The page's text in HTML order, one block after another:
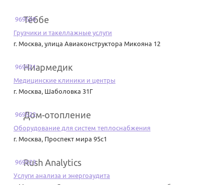
969520
Тёббе
Грузчики и такеллажные услуги
г. Москва, улица Авиаконструктора Микояна 12
969521
Ниармедик
Медицинские клиники и центры
г. Москва, Шаболовка 31Г
969522
Дом-отопление
Оборудование для систем теплоснабжения
г. Москва, Проспект мира 95с1
969523
Rush Analytics
Услуги анализа и энергоаудита